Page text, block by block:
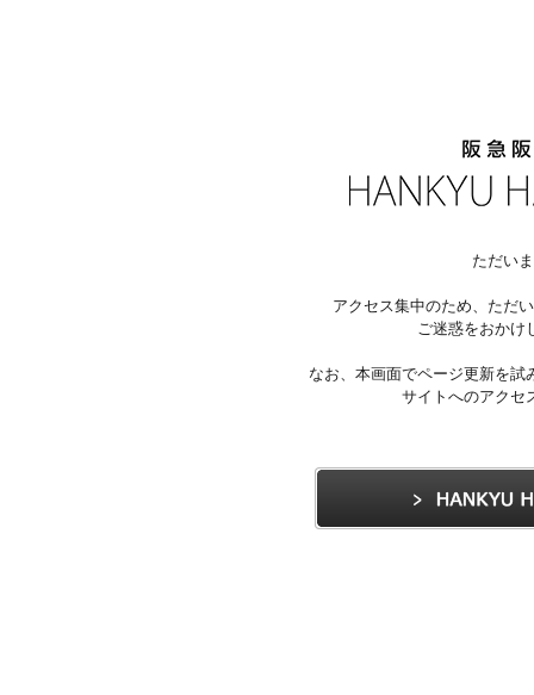
ただい
アクセス集中のため、ただ
ご迷惑をおかけ
なお、本画面でページ更新を
サイトへのアクセ